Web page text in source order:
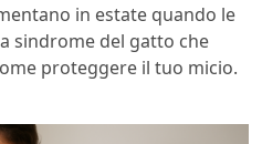
in estate quando le
sindrome del gatto che
proteggere il tuo micio.